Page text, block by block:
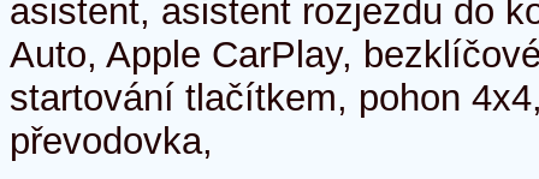
asistent, asistent rozjezdu do
Auto, Apple CarPlay,
startování tlačítkem, pohon
převodovka,